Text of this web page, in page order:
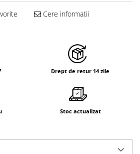
Cere informatii
Drept de retur 14 zile
Stoc actualizat